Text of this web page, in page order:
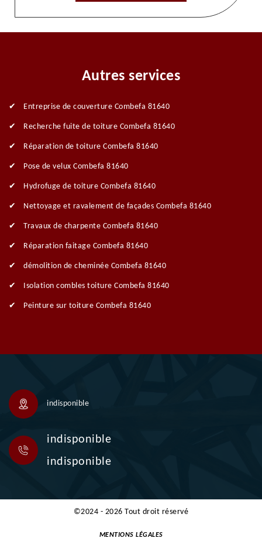
Autres services
Entreprise de couverture Combefa 81640
Recherche fuite de toiture Combefa 81640
Réparation de toiture Combefa 81640
Pose de velux Combefa 81640
Hydrofuge de toiture Combefa 81640
Nettoyage et ravalement de façades Combefa 81640
Travaux de charpente Combefa 81640
Réparation faitage Combefa 81640
démolition de cheminée Combefa 81640
Isolation combles toiture Combefa 81640
Peinture sur toiture Combefa 81640
indisponible
indisponible
indisponible
©2024 - 2026 Tout droit réservé
MENTIONS LÉGALES